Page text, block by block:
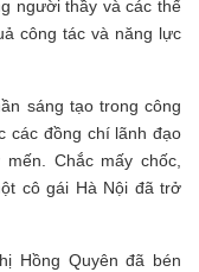
người thầy và các thế
công tác và năng lực
sáng tạo trong công
các đồng chí lãnh đạo
Chắc mấy chốc,
cô gái Hà Nội đã trở
Hồng Quyên đã bén